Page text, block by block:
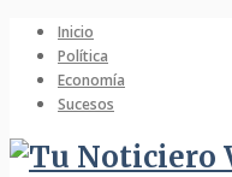
Inicio
Política
Economía
Sucesos